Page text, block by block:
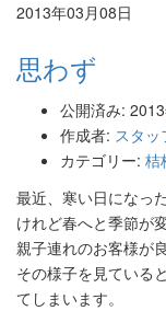
2013年03月08日
思わず
公開済み:
作成者: スタッ
カテゴリー: 桔
最近、寒い日になっ
けれど春へと季節が
親子連れのお客様が
その様子を見ている
てしまいます。